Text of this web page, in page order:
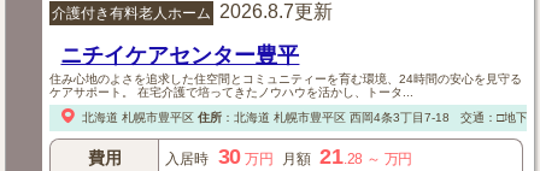
介護付き有料老人ホーム 2026.8.7更新
ニチイケアセンター豊平
住み心地のよさを追求した住空間とコミュニティーを育む環境、24時間の安心を見守る
ケアサポート。 在宅介護で培ってきたノウハウを活かし、トータ...
北海道 札幌市豊平区 住所： 北海道 札幌市豊平区西岡4条3丁目7-18 交通：□地下
費用 入居時 30 万円 月額 21.28 ～ 万円